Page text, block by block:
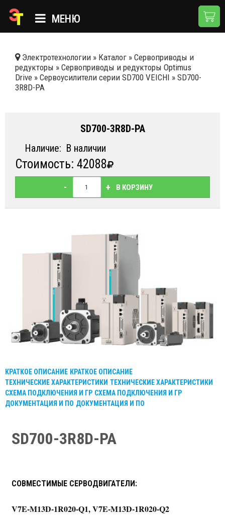
МЕНЮ
КАТАЛОГ
О КОМПАНИИ
ДОСТАВКА И ОПЛАТА
КОНТАКТЫ
Электротехнологии » Каталог » Сервоприводы и
редукторы » Сервоприводы и редукторы Optimus
Drive » Сервоусилители серии SD700 VEICHI » SD700-
3R8D-PA
SD700-3R8D-PA
Наличие: В наличии
Стоимость: 42088
- + В КОРЗИНУ
КРАТКОЕ ОПИСАНИЕ КРАТКОЕ ОПИСАНИЕ
ТЕХНИЧЕСКИЕ ХАРАКТЕРИСТИКИ ТЕХНИЧЕСКИЕ ХАРАКТЕРИСТИКИ
СХЕМА ПОДКЛЮЧЕНИЯ И ГР СХЕМА ПОДКЛЮЧЕНИЯ И ГР
ДОКУМЕНТАЦИЯ И ПО ДОКУМЕНТАЦИЯ И ПО
SD700-3R8D-PA
СОВМЕСТИМЫЕ СЕРВОДВИГАТЕЛИ:
V7E-M13D-1R020-Q1, V7E-M13D-1R020-Q2